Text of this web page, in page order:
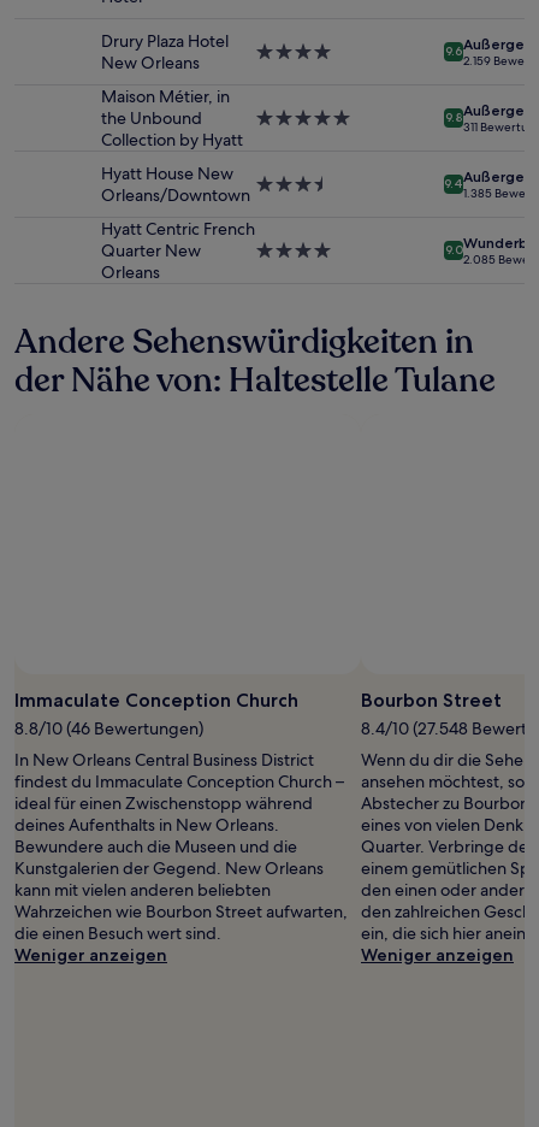
gefunden
Verfügbarkeiten
zusätzliche
Drury Plaza Hotel
New Orleans
4.0-
9.6
2.159
Maison Métier, in
the Unbound
Collection by Hyatt
5.0-
9.8
311
Hyatt House New
Orleans/Downtown 3.5-
Unterkunft
9.4
1.385
Hyatt Centric French
Quarter New
Orleans
4.0-
9.0
2.085
Andere Sehenswürdigkeiten in
der Nähe von: Haltestelle Tulane
Immaculate Conception Church
8.8/10 (46 Bewertungen)
In New Orleans Central Business District
findest du Immaculate Conception Church –
ideal für einen Zwischenstopp während
deines Aufenthalts in New Orleans.
Bewundere auch die Museen und die
Kunstgalerien der Gegend. New Orleans
kann mit vielen anderen beliebten
Wahrzeichen wie Bourbon Street aufwarten,
die einen Besuch wert sind.
Weniger anzeigen
Bourbon Street
8.4/10 (27.548
Wenn du dir die
ansehen möchtest,
Abstecher zu Bourbon
eines von vielen
Quarter. Verbringe
einem gemütlichen
den einen oder
den zahlreichen
ein, die sich hier
Weniger anzeigen